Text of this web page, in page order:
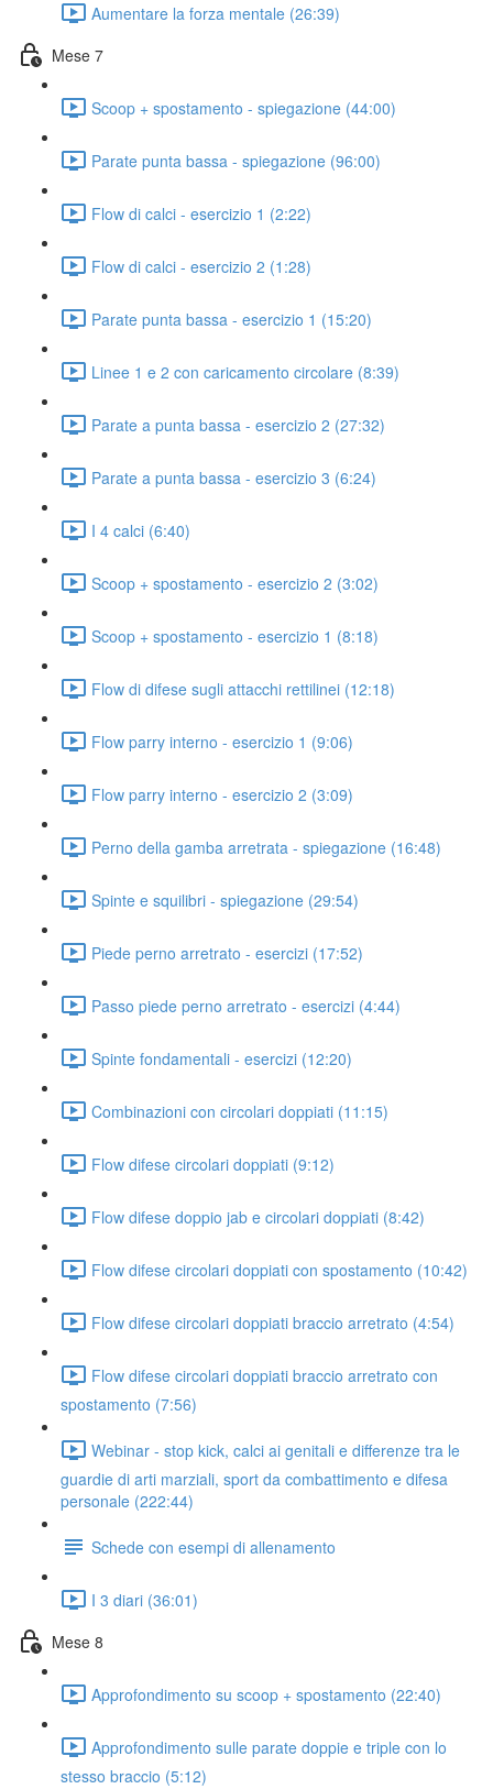
Aumentare la forza mentale (26:39)
Mese 7
Scoop + spostamento - spiegazione (44:00)
Parate punta bassa - spiegazione (96:00)
Flow di calci - esercizio 1 (2:22)
Flow di calci - esercizio 2 (1:28)
Parate punta bassa - esercizio 1 (15:20)
Linee 1 e 2 con caricamento circolare (8:39)
Parate a punta bassa - esercizio 2 (27:32)
Parate a punta bassa - esercizio 3 (6:24)
I 4 calci (6:40)
Scoop + spostamento - esercizio 2 (3:02)
Scoop + spostamento - esercizio 1 (8:18)
Flow di difese sugli attacchi rettilinei (12:18)
Flow parry interno - esercizio 1 (9:06)
Flow parry interno - esercizio 2 (3:09)
Perno della gamba arretrata - spiegazione (16:48)
Spinte e squilibri - spiegazione (29:54)
Piede perno arretrato - esercizi (17:52)
Passo piede perno arretrato - esercizi (4:44)
Spinte fondamentali - esercizi (12:20)
Combinazioni con circolari doppiati (11:15)
Flow difese circolari doppiati (9:12)
Flow difese doppio jab e circolari doppiati (8:42)
Flow difese circolari doppiati con spostamento (10:42)
Flow difese circolari doppiati braccio arretrato (4:54)
Flow difese circolari doppiati braccio arretrato con
spostamento (7:56)
Webinar - stop kick, calci ai genitali e differenze tra le
guardie di arti marziali, sport da combattimento e difesa
personale (222:44)
Schede con esempi di allenamento
I 3 diari (36:01)
Mese 8
Approfondimento su scoop + spostamento (22:40)
Approfondimento sulle parate doppie e triple con lo
stesso braccio (5:12)